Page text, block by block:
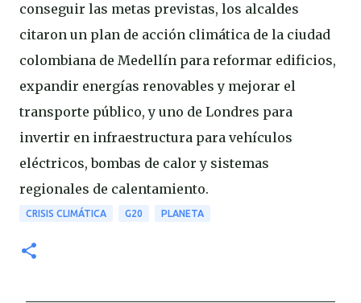
conseguir las metas previstas, los alcaldes
citaron un plan de acción climática de la ciudad
colombiana de Medellín para reformar edificios,
expandir energías renovables y mejorar el
transporte público, y uno de Londres para
invertir en infraestructura para vehículos
eléctricos, bombas de calor y sistemas
regionales de calentamiento.
CRISIS CLIMÁTICA G20 PLANETA